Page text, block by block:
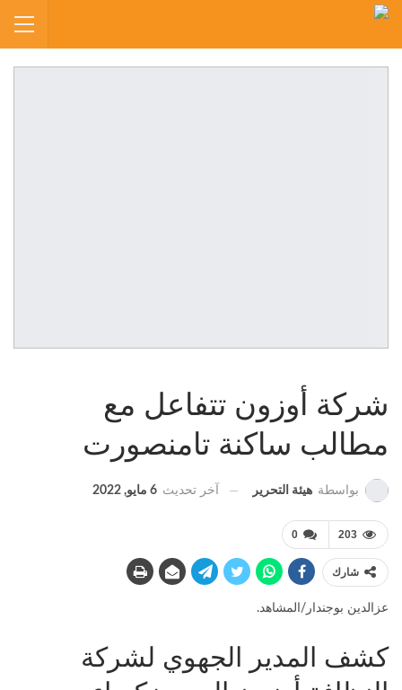
شركة أوزون تتفاعل مع
مطالب ساكنة تامنصورت
بواسطة هيئة التحرير آخر تحديث 6 مايو, 2022
0 203
شارك
عزالدين بوجندار/المشاهد.
كشف المدير الجهوي لشركة